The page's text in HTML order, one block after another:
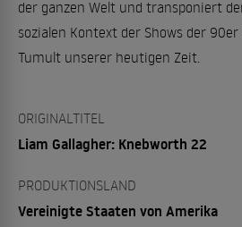
der ganzen Welt und transponiert
sozialen Kontext der Shows der
Tumult unserer heutigen Zeit.
ORIGINALTITEL
Liam Gallagher: Knebworth 22
PRODUKTIONSLAND
Vereinigte Staaten von Amerika